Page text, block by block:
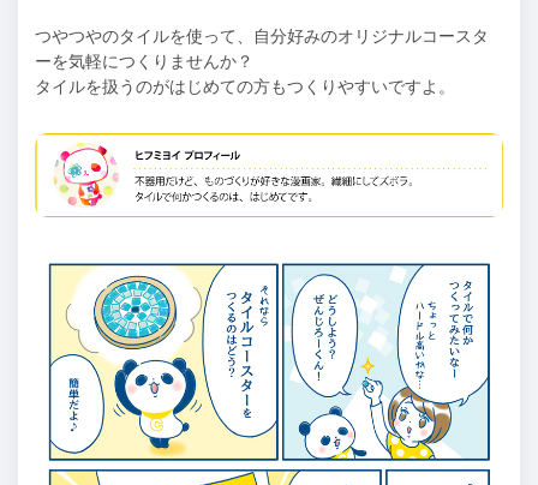
つやつやのタイルを使って、自分好みのオリジナルコースタ
ーを気軽につくりませんか？
タイルを扱うのがはじめての方もつくりやすいですよ。